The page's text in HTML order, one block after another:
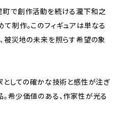
で創作活動を続ける瀧下和之
制作。このフィギュアは単なる
被災地の未来を照らす希望の象
としての確かな技術と感性が注ぎ
希少価値のある、作家性が光る